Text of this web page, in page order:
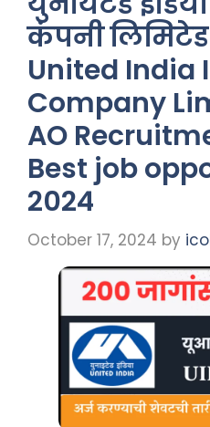
कंपनी
United India
Company
AO
Best job
2024
October 17, 2024 by